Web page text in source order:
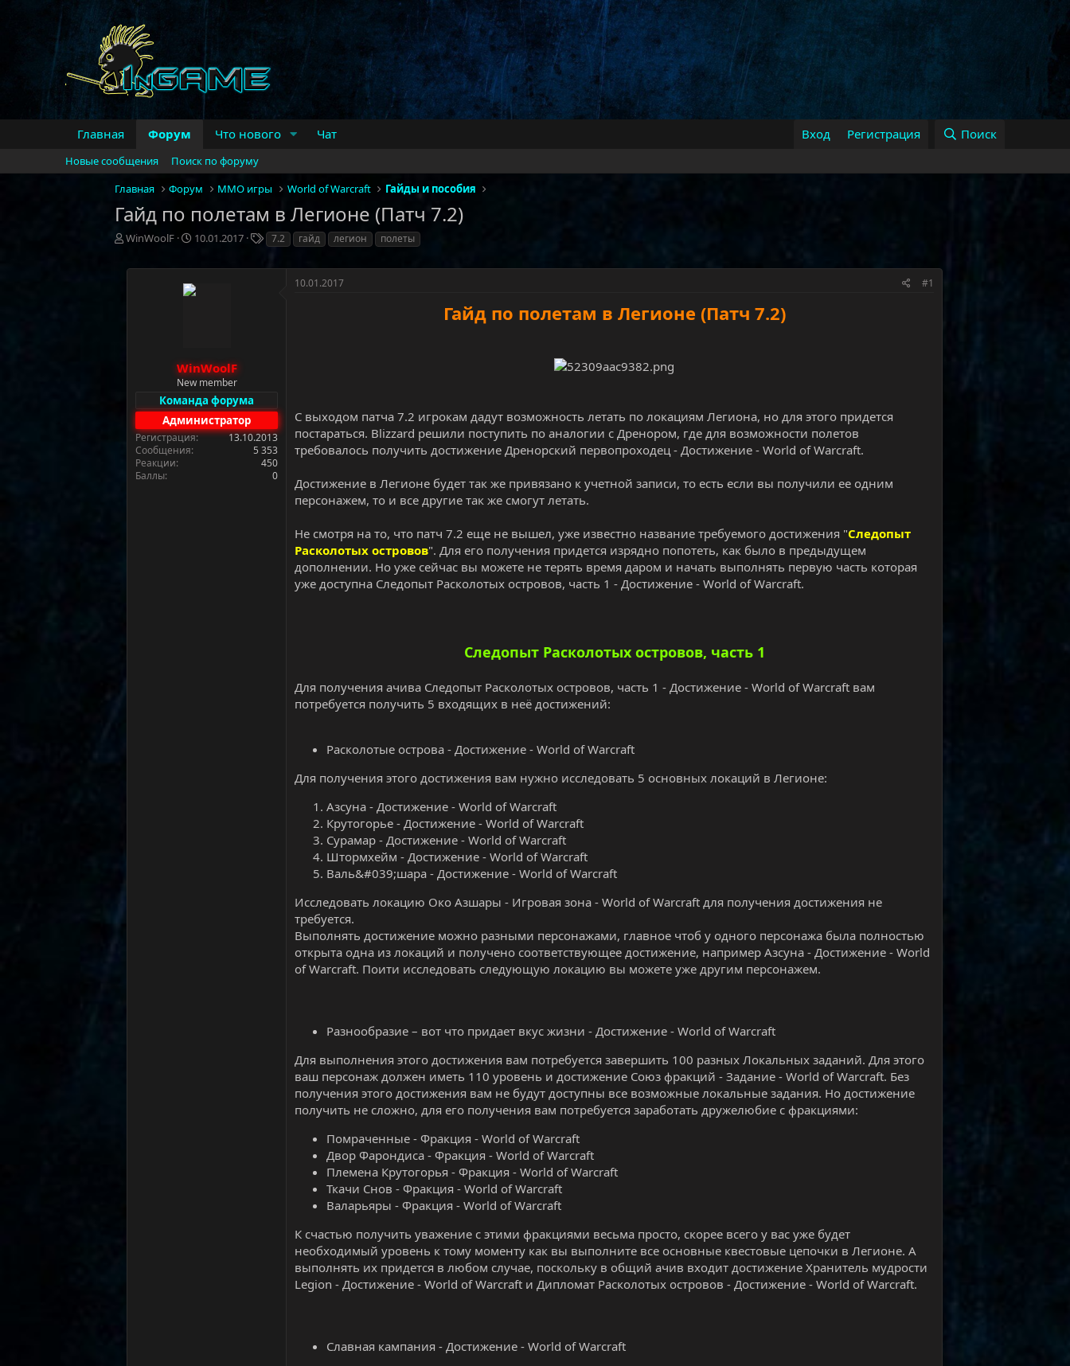
Главная Форум Что нового Чат Вход Регистрация Поиск
Новые сообщения
Поиск по форуму
Главная
Форум MMO игры World of Warcraft Гайды и пособия
Гайд по полетам в Легионе (Патч 7.2)
А
т
WinWoolF
Д
т
н
а
10.01.2017
Т
е
г
7.2 гайд легион полеты
WinWoolF
New member
Команда форума
Администратор
Регистрация
13.10.2013
Сообщения
5 353
Реакции
450
Баллы
0
10.01.2017 #1
Гайд по полетам в Легионе (Патч 7.2)
С выходом патча 7.2 игрокам дадут возможность летать по локациям Легиона, но для этого придется
постараться. Blizzard решили поступить по аналогии с Дренором, где для возможности полетов
требовалось получить достижение Дренорский первопроходец - Достижение - World of Warcraft.
Достижение в Легионе будет так же привязано к учетной записи, то есть если вы получили ее одним
персонажем, то и все другие так же смогут летать.
Не смотря на то, что патч 7.2 еще не вышел, уже известно название требуемого достижения "Следопыт
Расколотых островов". Для его получения придется изрядно попотеть, как было в предыдущем
дополнении. Но уже сейчас вы можете не терять время даром и начать выполнять первую часть которая
уже доступна Следопыт Расколотых островов, часть 1 - Достижение - World of Warcraft.
Следопыт Расколотых островов, часть 1
Для получения ачива Следопыт Расколотых островов, часть 1 - Достижение - World of Warcraft вам
потребуется получить 5 входящих в неё достижений:
Расколотые острова - Достижение - World of Warcraft
Для получения этого достижения вам нужно исследовать 5 основных локаций в Легионе:
Азсуна - Достижение - World of Warcraft
Крутогорье - Достижение - World of Warcraft
Сурамар - Достижение - World of Warcraft
Штормхейм - Достижение - World of Warcraft
Валь&#039;шара - Достижение - World of Warcraft
Исследовать локацию Око Азшары - Игровая зона - World of Warcraft для получения достижения не
требуется.
Выполнять достижение можно разными персонажами, главное чтоб у одного персонажа была полностью
открыта одна из локаций и получено соответствующее достижение, например Азсуна - Достижение - World
of Warcraft. Поити исследовать следующую локацию вы можете уже другим персонажем.
Разнообразие – вот что придает вкус жизни - Достижение - World of Warcraft
Для выполнения этого достижения вам потребуется завершить 100 разных Локальных заданий. Для этого
ваш персонаж должен иметь 110 уровень и достижение Союз фракций - Задание - World of Warcraft. Без
получения этого достижения вам не будут доступны все возможные локальные задания. Но достижение
получить не сложно, для его получения вам потребуется заработать дружелюбие с фракциями:
Помраченные - Фракция - World of Warcraft
Двор Фарондиса - Фракция - World of Warcraft
Племена Крутогорья - Фракция - World of Warcraft
Ткачи Снов - Фракция - World of Warcraft
Валарьяры - Фракция - World of Warcraft
К счастью получить уважение с этими фракциями весьма просто, скорее всего у вас уже будет
необходимый уровень к тому моменту как вы выполните все основные квестовые цепочки в Легионе. А
выполнять их придется в любом случае, поскольку в общий ачив входит достижение Хранитель мудрости
Legion - Достижение - World of Warcraft и Дипломат Расколотых островов - Достижение - World of Warcraft.
Славная кампания - Достижение - World of Warcraft